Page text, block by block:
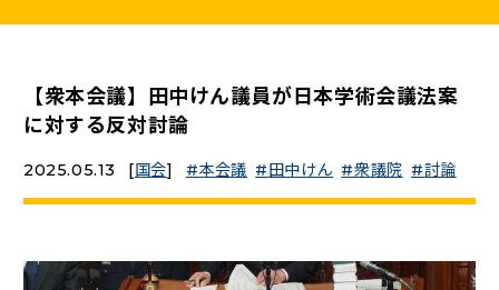
ニュースリリース
こくみんうさぎの部屋
Go!Go!こくみんストア（新しいタブで開く）
こくみんオンラインスクール（新しいタブで開く）
【衆本会議】田中けん議員が日本学術会議法案
に対する反対討論
2025.05.13 [国会] 本会議 田中けん 衆議院 討論